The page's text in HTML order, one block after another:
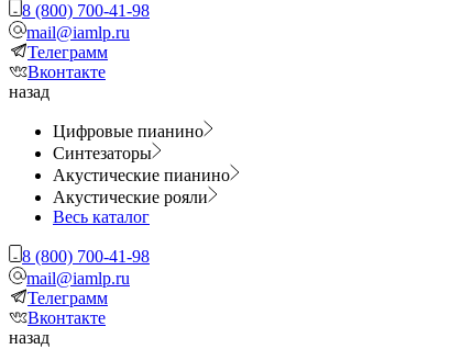
8 (800) 700-41-98
mail@iamlp.ru
Телеграмм
Вконтакте
назад
Цифровые пианино
Синтезаторы
Акустические пианино
Акустические рояли
Весь каталог
8 (800) 700-41-98
mail@iamlp.ru
Телеграмм
Вконтакте
назад